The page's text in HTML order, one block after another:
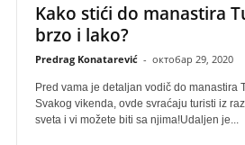
Kako stići do manastira
brzo i lako?
Predrag Konatarević - октобар 29, 2020
Pred vama je detaljan vodič do manastira
Svakog vikenda, ovde svraćaju turisti iz
sveta i vi možete biti sa njima!Udaljen je...